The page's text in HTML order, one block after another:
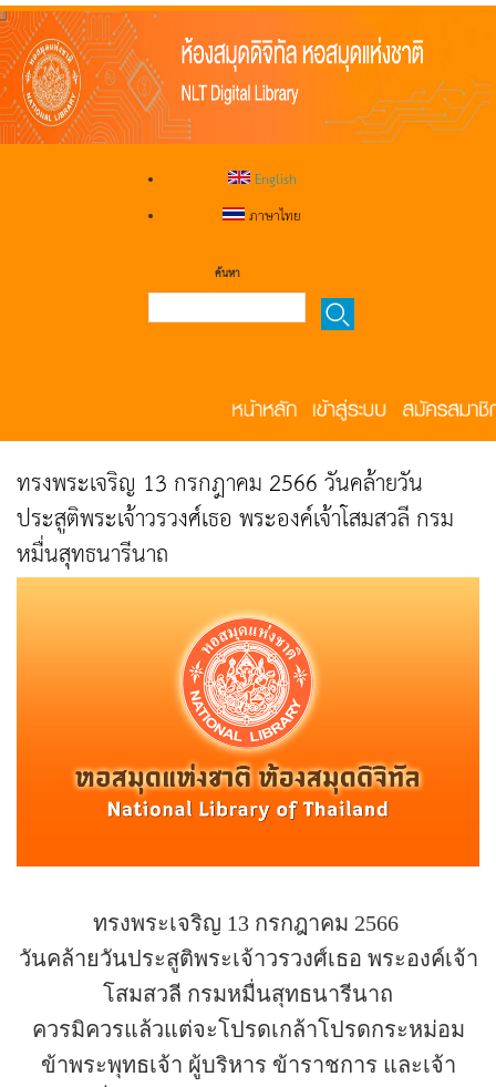
English
ภาษาไทย
ค้นหา
ทรงพระเจริญ 13 กรกฎาคม 2566 วันคล้ายวัน
ประสูติพระเจ้าวรวงศ์เธอ พระองค์เจ้าโสมสวลี กรม
หมื่นสุทธนารีนาถ
ทรงพระเจริญ 13 กรกฎาคม 2566
วันคล้ายวันประสูติพระเจ้าวรวงศ์เธอ พระองค์เจ้า
โสมสวลี กรมหมื่นสุทธนารีนาถ
ควรมิควรแล้วแต่จะโปรดเกล้าโปรดกระหม่อม
ข้าพระพุทธเจ้า ผู้บริหาร ข้าราชการ และเจ้า